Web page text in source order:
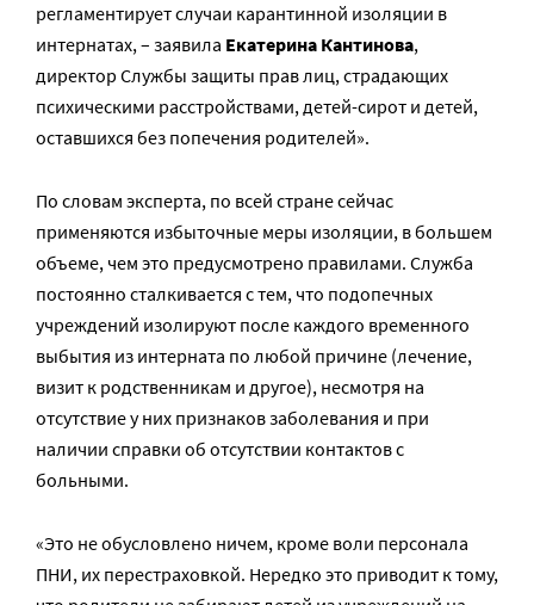
регламентирует случаи карантинной изоляции в
интернатах, – заявила Екатерина Кантинова,
директор Службы защиты прав лиц, страдающих
психическими расстройствами, детей-сирот и детей,
оставшихся без попечения родителей».
По словам эксперта, по всей стране сейчас
применяются избыточные меры изоляции, в большем
объеме, чем это предусмотрено правилами. Служба
постоянно сталкивается с тем, что подопечных
учреждений изолируют после каждого временного
выбытия из интерната по любой причине (лечение,
визит к родственникам и другое), несмотря на
отсутствие у них признаков заболевания и при
наличии справки об отсутствии контактов с
больными.
«Это не обусловлено ничем, кроме воли персонала
ПНИ, их перестраховкой. Нередко это приводит к тому,